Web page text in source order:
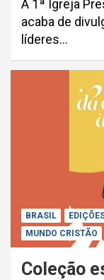
A 1ª Igreja
acaba de
líderes…
BRASIL
MUNDO CRISTÃO
Coleção